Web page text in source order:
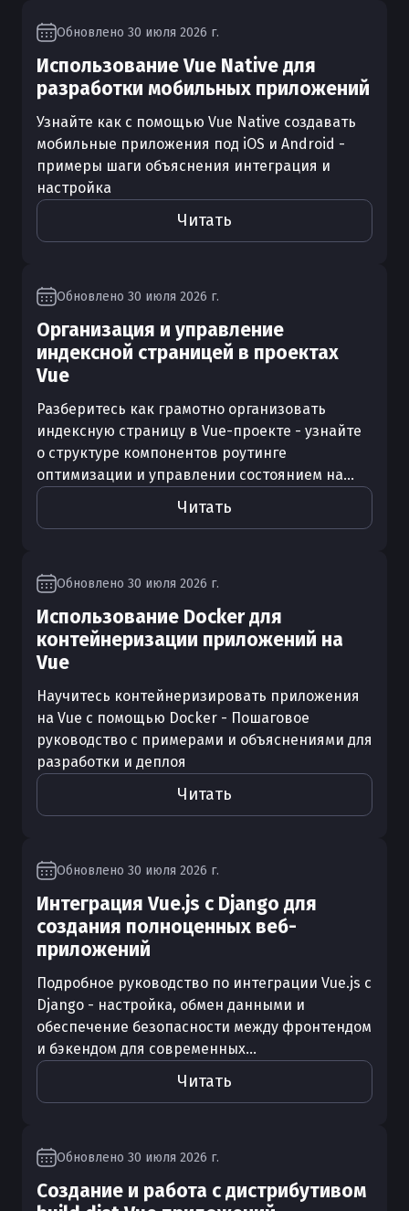
Обновлено 30 июля 2026 г.
Использование Vue Native для
разработки мобильных приложений
Узнайте как с помощью Vue Native создавать
мобильные приложения под iOS и Android -
примеры шаги объяснения интеграция и
настройка
Читать
Обновлено 30 июля 2026 г.
Организация и управление
индексной страницей в проектах
Vue
Разберитесь как грамотно организовать
индексную страницу в Vue-проекте - узнайте
о структуре компонентов роутинге
оптимизации и управлении состоянием на...
Читать
Обновлено 30 июля 2026 г.
Использование Docker для
контейнеризации приложений на
Vue
Научитесь контейнеризировать приложения
на Vue с помощью Docker - Пошаговое
руководство с примерами и объяснениями для
разработки и деплоя
Читать
Обновлено 30 июля 2026 г.
Интеграция Vue.js с Django для
создания полноценных веб-
приложений
Подробное руководство по интеграции Vue.js с
Django - настройка, обмен данными и
обеспечение безопасности между фронтендом
и бэкендом для современных...
Читать
Обновлено 30 июля 2026 г.
Создание и работа с дистрибутивом